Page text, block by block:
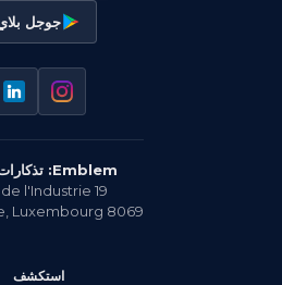
جوجل
Emblem: تذكارات رقمية
19 Rue de l'Industrie
8069
Luxembourg
استكشف